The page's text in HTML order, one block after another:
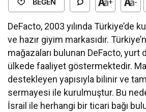
BEĞEN + -
DeFacto, 2003 yılında Türkiye’de
ve hazır giyim markasıdır.
mağazaları bulunan DeFacto, yurt
ülkede faaliyet göstermektedir.
destekleyen yapısıyla bilinir ve
sermayesi ile kurulmuştur. Bu
İsrail ile herhangi bir ticari bağı